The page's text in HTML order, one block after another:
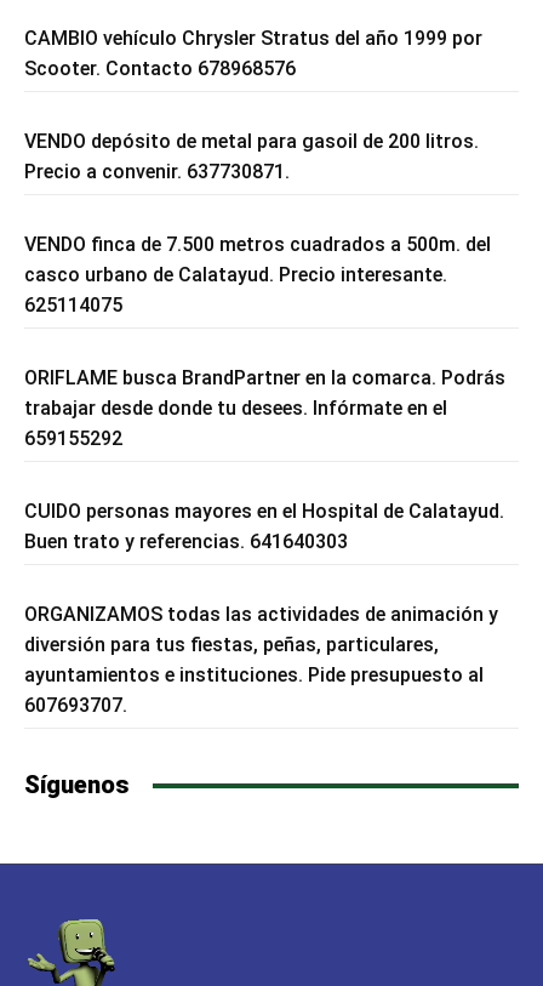
CAMBIO vehículo Chrysler Stratus del año 1999 por
Scooter. Contacto 678968576
VENDO depósito de metal para gasoil de 200 litros.
Precio a convenir. 637730871.
VENDO finca de 7.500 metros cuadrados a 500m. del
casco urbano de Calatayud. Precio interesante.
625114075
ORIFLAME busca BrandPartner en la comarca. Podrás
trabajar desde donde tu desees. Infórmate en el
659155292
CUIDO personas mayores en el Hospital de Calatayud.
Buen trato y referencias. 641640303
ORGANIZAMOS todas las actividades de animación y
diversión para tus fiestas, peñas, particulares,
ayuntamientos e instituciones. Pide presupuesto al
607693707.
Síguenos